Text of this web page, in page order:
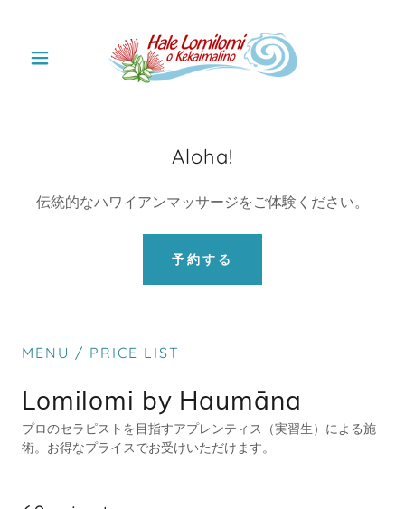
Aloha!
伝統的なハワイアンマッサージをご体験ください。
予約する
MENU / PRICE LIST
Lomilomi by Haumāna
プロのセラピストを目指すアプレンティス（実習生）による施
術。お得なプライスでお受けいただけます。